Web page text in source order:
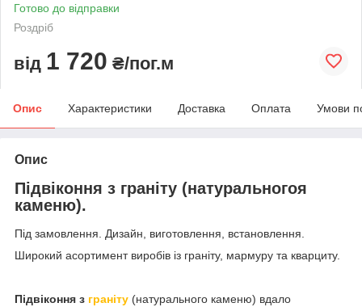
Готово до відправки
Роздріб
від 1 720 ₴/пог.м
Опис Характеристики Доставка Оплата Умови
Опис
Підвіконня з граніту (натуральногоя
каменю).
Під замовлення. Дизайн, виготовлення, встановлення.
Широкий асортимент виробів із граніту, мармуру та кварциту.
Підвіконня з граніту (натурального каменю) вдало